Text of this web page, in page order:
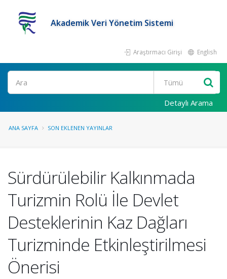
Akademik Veri Yönetim Sistemi
Araştırmacı Girişi English
Ara
Detaylı Arama
ANA SAYFA SON EKLENEN YAYINLAR
Sürdürülebilir Kalkınmada
Turizmin Rolü İle Devlet
Desteklerinin Kaz Dağları
Turizminde Etkinleştirilmesi
Önerisi